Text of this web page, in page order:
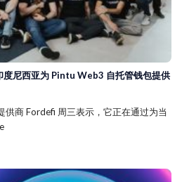
尼西亚为 Pintu Web3 自托管钱包提供
供商 Fordefi 周三表示，它正在通过为当